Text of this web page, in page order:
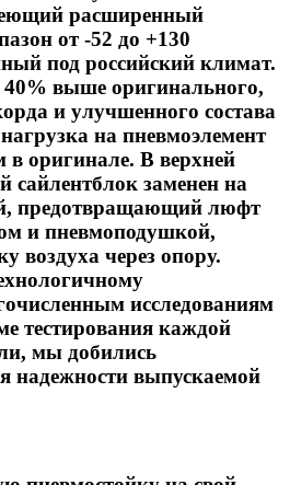
расширенный
от -52 до +130
под российский климат.
40% выше оригинального,
и улучшенного состава
на пневмоэлемент
в оригинале. В верхней
сайлентблок заменен на
предотвращающий люфт
и пневмоподушкой,
воздуха через опору.
исследованиям
тестирования каждой
мы добились
надежности выпускаемой